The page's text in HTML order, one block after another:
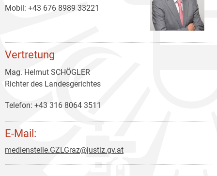
Mobil: +43 676 8989 33221
Vertretung
Mag. Helmut SCHÖGLER
Richter des Landesgerichtes
Telefon: +43 316 8064 3511
E-Mail:
medienstelle.GZLGraz@justiz.gv.at